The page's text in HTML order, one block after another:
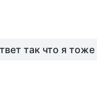
так что я тоже